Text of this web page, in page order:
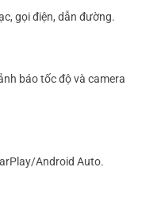
gọi điện, dẫn đường.
báo tốc độ và camera
Android Auto.